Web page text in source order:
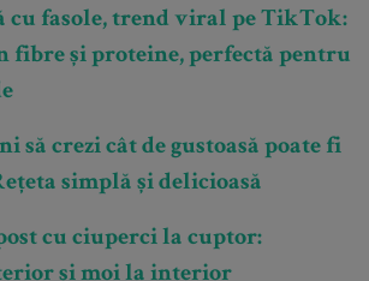
cu fasole, trend viral pe TikTok:
fibre și proteine, perfectă pentru
să crezi cât de gustoasă poate fi
simplă și delicioasă
cu ciuperci la cuptor:
și moi la interior